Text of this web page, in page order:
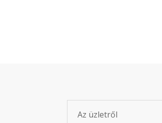
Az üzletről